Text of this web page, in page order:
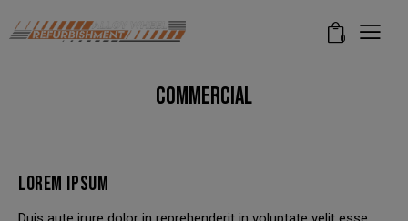
0
COMMERCIAL
LOREM IPSUM